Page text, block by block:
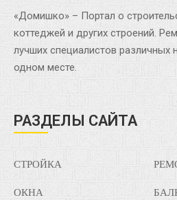
«Домишко» – Портал о
коттеджей и других строений.
лучших специалистов различных
одном месте.
РАЗДЕЛЫ САЙТА
СТРОЙКА
ОКНА